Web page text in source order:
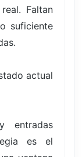
Faltan
suficiente
actual
entradas
es el